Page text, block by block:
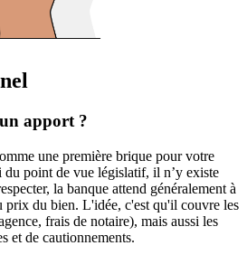
apport ?
une première brique pour votre
point de vue législatif, il n’y existe
la banque attend généralement à
prix du bien. L'idée, c'est qu'il couvre les
frais de notaire), mais aussi les
et de cautionnements.